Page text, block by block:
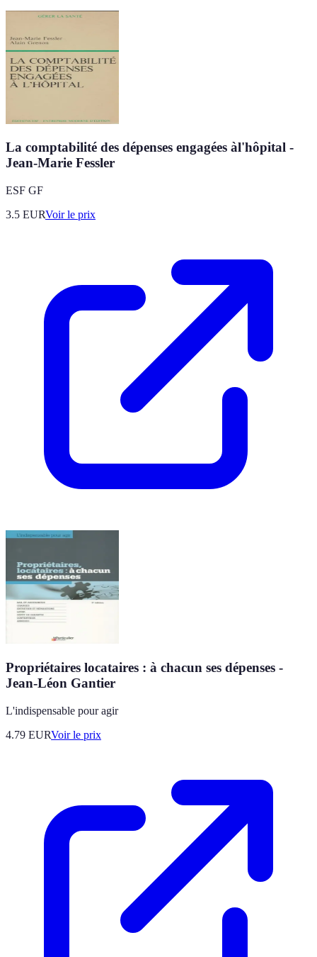
La comptabilité des dépenses engagées àl'hôpital -
Jean-Marie Fessler
ESF GF
3.5 EURVoir le prix
Propriétaires locataires : à chacun ses dépenses -
Jean-Léon Gantier
L'indispensable pour agir
4.79 EURVoir le prix